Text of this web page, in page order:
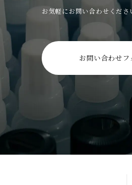
お気軽にお問い合わせくださ
お問い合わせフ